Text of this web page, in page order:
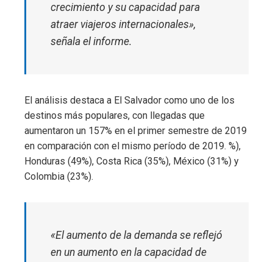
crecimiento y su capacidad para
atraer viajeros internacionales»,
señala el informe.
El análisis destaca a El Salvador como uno de los
destinos más populares, con llegadas que
aumentaron un 157% en el primer semestre de 2019
en comparación con el mismo período de 2019. %),
Honduras (49%), Costa Rica (35%), México (31%) y
Colombia (23%).
«El aumento de la demanda se reflejó
en un aumento en la capacidad de